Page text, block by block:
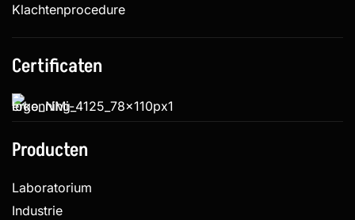
Klachtenprocedure
Certificaten
Producten
Laboratorium
Industrie